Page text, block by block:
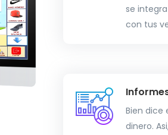
se
con tus
Bien dice
dinero.